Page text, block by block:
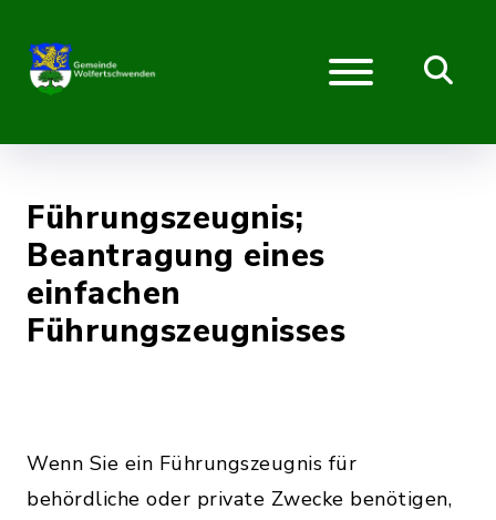
Führungszeugnis;
Beantragung eines
einfachen
Führungszeugnisses
Wenn Sie ein Führungszeugnis für
behördliche oder private Zwecke benötigen,